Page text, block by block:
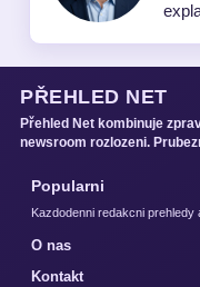
PŘEHLED NET
Přehled Net kombinuje
newsroom rozlozeni.
Popularni
Kazdodenni redakcni
O nas
Kontakt